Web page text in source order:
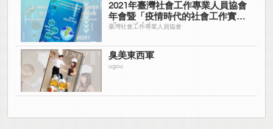
2021年臺灣社會工作專業人員協會
年會暨「疫情時代的社會工作實
踐」研討會
臺灣社會工作專業人員協會
臭美東西軍
ugou